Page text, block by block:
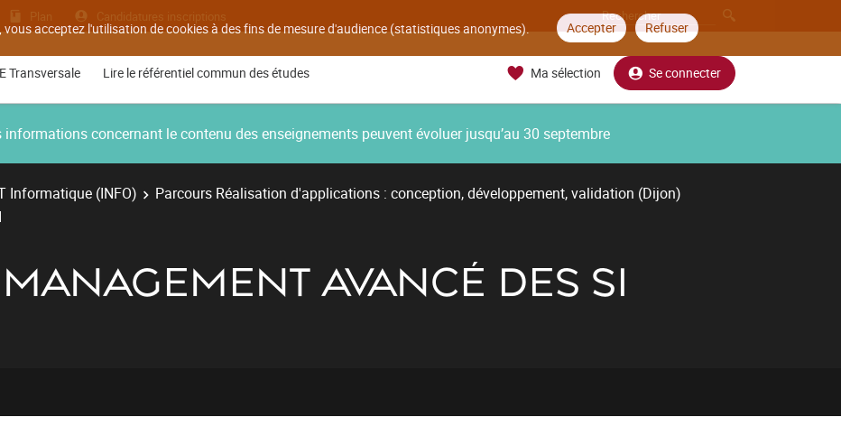
acceptez l'utilisation de cookies à des fins de mesure d'audience (statistiques anonymes). Accepter Refuser
Plan Candidatures inscriptions
Transversale Lire le référentiel commun des études Ma sélection Se connecter
concernant le contenu des enseignements peuvent évoluer jusqu’au 30 septembre
Informatique (INFO)
Parcours Réalisation d'applications : conception, développement, validation (Dijon)
AVANCÉ DES SI